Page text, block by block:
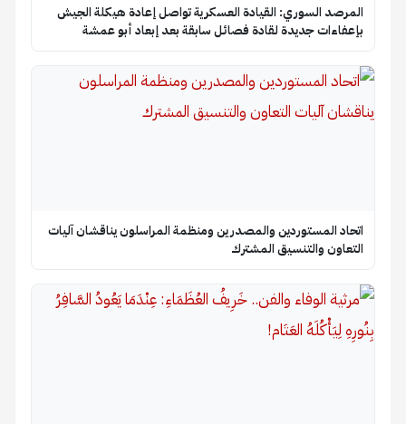
المرصد السوري: القيادة العسكرية تواصل إعادة هيكلة الجيش
بإعفاءات جديدة لقادة فصائل سابقة بعد إبعاد أبو عمشة
اتحاد المستوردين والمصدرين ومنظمة المراسلون يناقشان آليات
التعاون والتنسيق المشترك